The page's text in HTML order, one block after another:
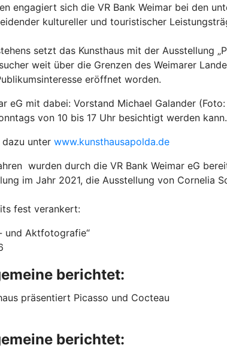
engagiert sich die VR Bank Weimar bei den
kultureller und touristischer
setzt das Kunsthaus mit der Ausstellung
weit über die Grenzen des Weimarer
eröffnet worden.
eG mit dabei: Vorstand Michael Galander
von 10 bis 17 Uhr besichtigt werden kann.
unter www.kunsthausapolda.de
wurden durch die VR Bank Weimar eG
im Jahr 2021, die Ausstellung von
fest verankert:
und Aktfotografie“
berichtet:
präsentiert Picasso und Cocteau
berichtet: